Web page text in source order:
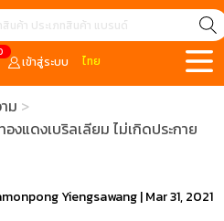
เข้าสู่ระบบ ไทย
ม
แดงเบริลเลียม ไม่เกิดประกาย
Yiengsawang|Mar 31, 2021